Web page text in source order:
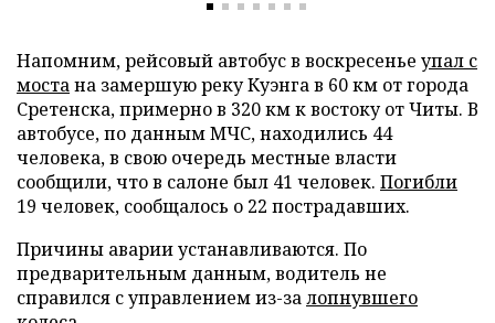
Напомним, рейсовый автобус в воскресенье упал с
мостана замершую реку Куэнга в 60 км от города
Сретенска, примерно в 320 км к востоку от Читы. В
автобусе, по данным МЧС, находились 44
человека, в свою очередь местные власти
сообщили, что в салоне был 41 человек. Погибли
19 человек, сообщалось о 22 пострадавших.
Причины аварии устанавливаются. По
предварительным данным, водитель не
справился с управлением из-залопнувшего